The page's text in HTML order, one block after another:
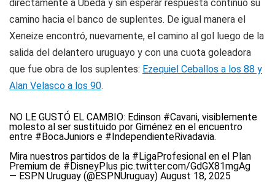
directamente a Úbeda y sin esperar respuesta continuó su
camino hacia el banco de suplentes. De igual manera el
Xeneize encontró, nuevamente, el camino al gol luego de la
salida del delantero uruguayo y con una cuota goleadora
que fue obra de los suplentes: Ezequiel Ceballos a los 88 y
Alan Velasco a los 90.
NO LE GUSTÓ EL CAMBIO: Edinson #Cavani, visiblemente
molesto al ser sustituido por Giménez en el encuentro
entre #BocaJuniors e #IndependienteRivadavia.
Mira nuestros partidos de la #LigaProfesional en el Plan
Premium de #DisneyPlus pic.twitter.com/GdGX81mgAg
— ESPN Uruguay (@ESPNUruguay) August 18, 2025